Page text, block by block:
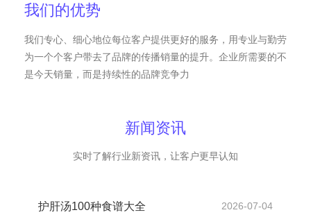
我们的优势
我们专心、细心地位每位客户提供更好的服务，用专业与勤劳
为一个个客户带去了品牌的传播销量的提升。企业所需要的不
是今天销量，而是持续性的品牌竞争力
新闻资讯
实时了解行业新资讯，让客户更早认知
护肝汤100种食谱大全
2026-07-04